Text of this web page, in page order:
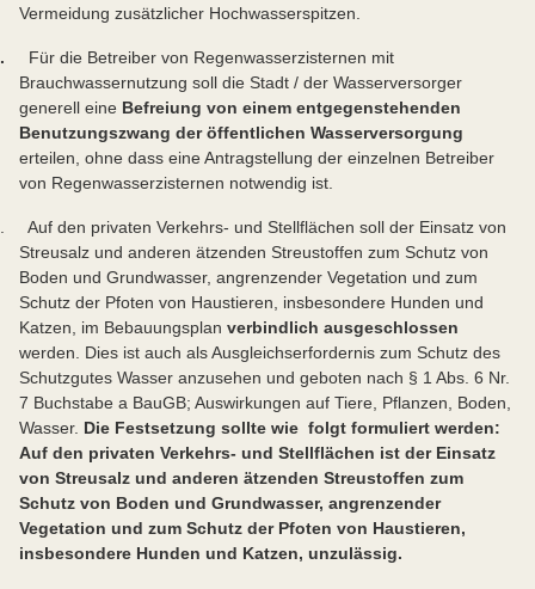
Vermeidung zusätzlicher Hochwasserspitzen.
Für die Betreiber von Regenwasserzisternen mit
Brauchwassernutzung soll die Stadt / der Wasserversorger
generell eine Befreiung von einem entgegenstehenden
Benutzungszwang der öffentlichen Wasserversorgung
erteilen, ohne dass eine Antragstellung der einzelnen Betreiber
von Regenwasserzisternen notwendig ist.
Auf den privaten Verkehrs- und Stellflächen soll der Einsatz von
Streusalz und anderen ätzenden Streustoffen zum Schutz von
Boden und Grundwasser, angrenzender Vegetation und zum
Schutz der Pfoten von Haustieren, insbesondere Hunden und
Katzen, im Bebauungsplan verbindlich ausgeschlossen
werden. Dies ist auch als Ausgleichserfordernis zum Schutz des
Schutzgutes Wasser anzusehen und geboten nach § 1 Abs. 6 Nr.
7 Buchstabe a BauGB; Auswirkungen auf Tiere, Pflanzen, Boden,
Wasser. Die Festsetzung sollte wie folgt formuliert werden:
Auf den privaten Verkehrs- und Stellflächen ist der Einsatz
von Streusalz und anderen ätzenden Streustoffen zum
Schutz von Boden und Grundwasser, angrenzender
Vegetation und zum Schutz der Pfoten von Haustieren,
insbesondere Hunden und Katzen, unzulässig.